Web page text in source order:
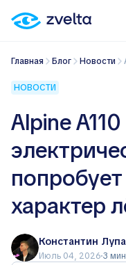
Главная Блог Новости
НОВОСТИ
Alpine
характер
Константин
Июль 04, 2026 3